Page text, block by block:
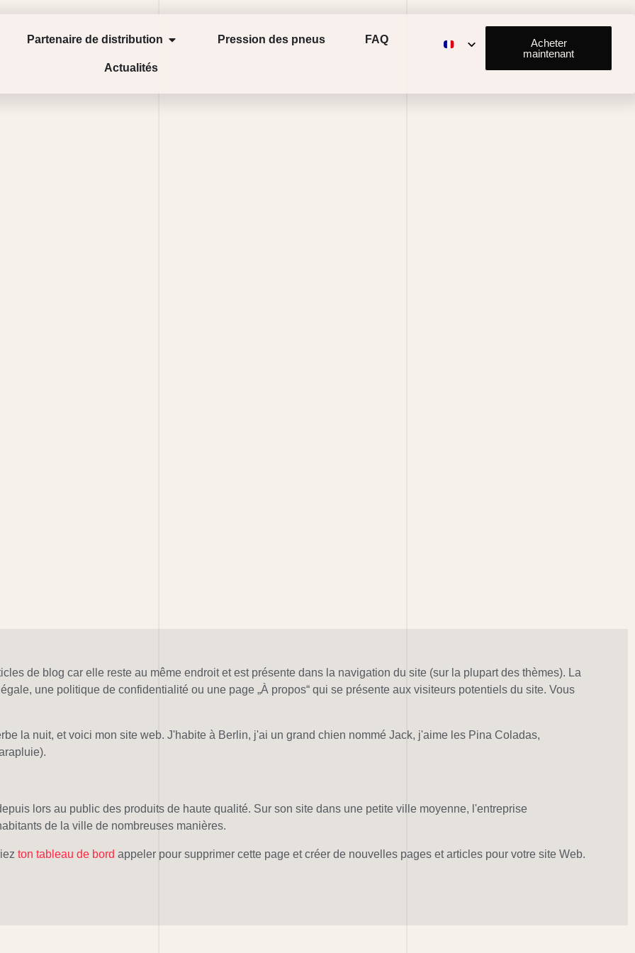
Partenaire de distribution Pression des pneus FAQ
Actualités
Acheter
maintenant
de blog car elle reste au même endroit et est présente dans la navigation du site (sur la plupart des thèmes). La
une politique de confidentialité ou une page „À propos“ qui se présente aux visiteurs potentiels du site. Vous
la nuit, et voici mon site web. J'habite à Berlin, j'ai un grand chien nommé Jack, j'aime les Pina Coladas,
lors au public des produits de haute qualité. Sur son site dans une petite ville moyenne, l'entreprise
de la ville de nombreuses manières.
ton tableau de bord appeler pour supprimer cette page et créer de nouvelles pages et articles pour votre site Web.